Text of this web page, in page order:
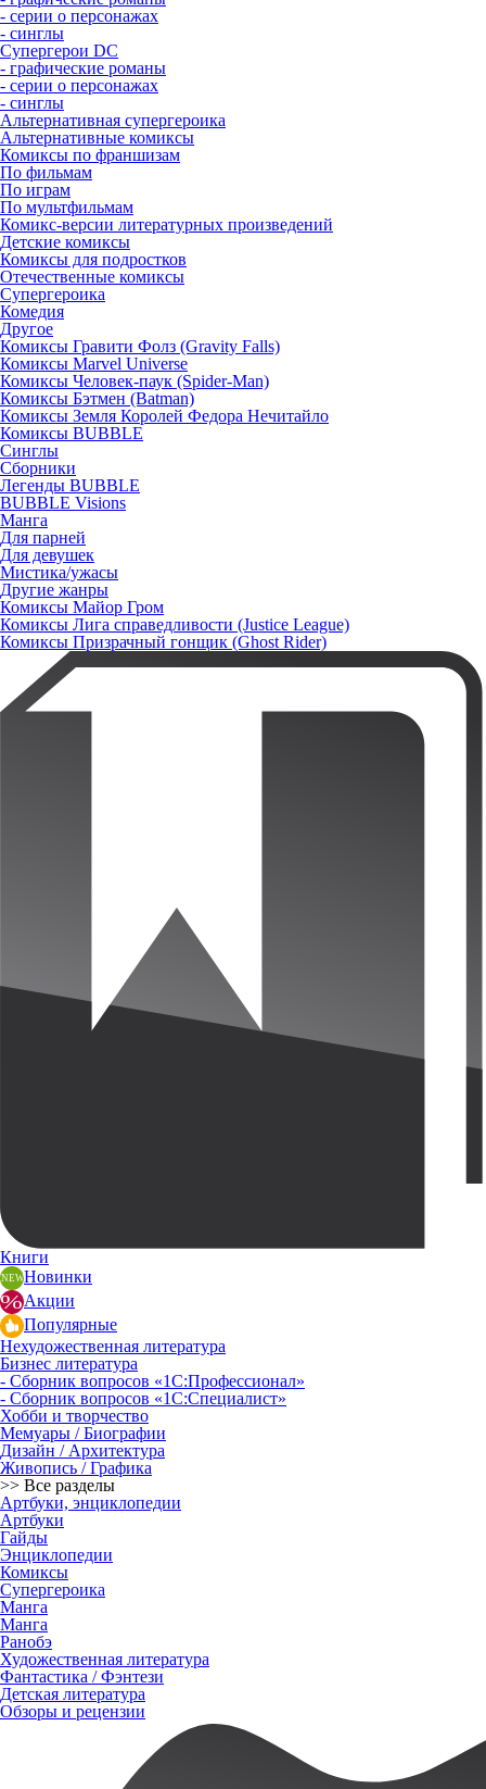
- серии о персонажах
- синглы
Супергерои DC
- графические романы
- серии о персонажах
- синглы
Альтернативная супергероика
Альтернативные комиксы
Комиксы по франшизам
По фильмам
По играм
По мультфильмам
Комикс-версии литературных произведений
Детские комиксы
Комиксы для подростков
Отечественные комиксы
Супергероика
Комедия
Другое
Комиксы Гравити Фолз (Gravity Falls)
Комиксы Marvel Universe
Комиксы Человек-паук (Spider-Man)
Комиксы Бэтмен (Batman)
Комиксы Земля Королей Федора Нечитайло
Комиксы BUBBLE
Синглы
Сборники
Легенды BUBBLE
BUBBLE Visions
Манга
Для парней
Для девушек
Мистика/ужасы
Другие жанры
Комиксы Майор Гром
Комиксы Лига справедливости (Justice League)
Комиксы Призрачный гонщик (Ghost Rider)
Книги
Новинки
Акции
Популярные
Нехудожественная литература
Бизнес литература
- Сборник вопросов «1С:Профессионал»
- Сборник вопросов «1С:Специалист»
Хобби и творчество
Мемуары / Биографии
Дизайн / Архитектура
Живопись / Графика
>> Все разделы
Артбуки, энциклопедии
Артбуки
Гайды
Энциклопедии
Комиксы
Супергероика
Манга
Манга
Ранобэ
Художественная литература
Фантастика / Фэнтези
Детская литература
Обзоры и рецензии